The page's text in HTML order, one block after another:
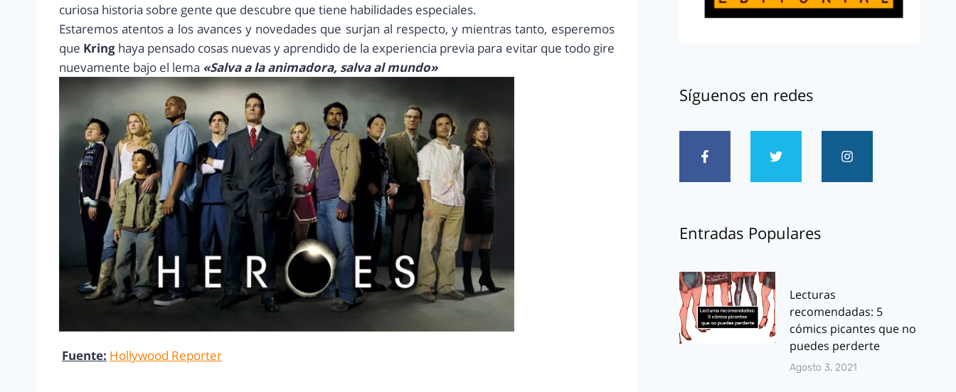
curiosa historia sobre gente que descubre que tiene habilidades especiales.
Estaremos atentos a los avances y novedades que surjan al respecto, y mientras tanto, esperemos
que Kring haya pensado cosas nuevas y aprendido de la experiencia previa para evitar que todo gire
nuevamente bajo el lema «Salva a la animadora, salva al mundo»
Fuente: Hollywood Reporter
Síguenos en redes
Entradas Populares
Lecturas
recomendadas: 5
cómics picantes que no
puedes perderte
Agosto 3, 2021